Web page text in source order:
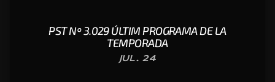
PST Nº 3.029 ÚLTIM PROGRAMA DE LA
TEMPORADA
JUL. 24